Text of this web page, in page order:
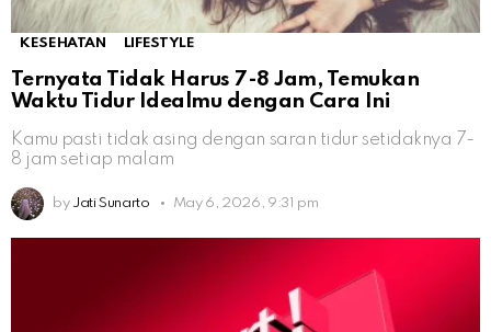
KESEHATAN LIFESTYLE
Ternyata Tidak Harus 7-8 Jam, Temukan
Waktu Tidur Idealmu dengan Cara Ini
Kamu pasti tidak asing dengan saran tidur setidaknya 7-
8 jam setiap malam
by Jati Sunarto May 6, 2026, 9:31 pm